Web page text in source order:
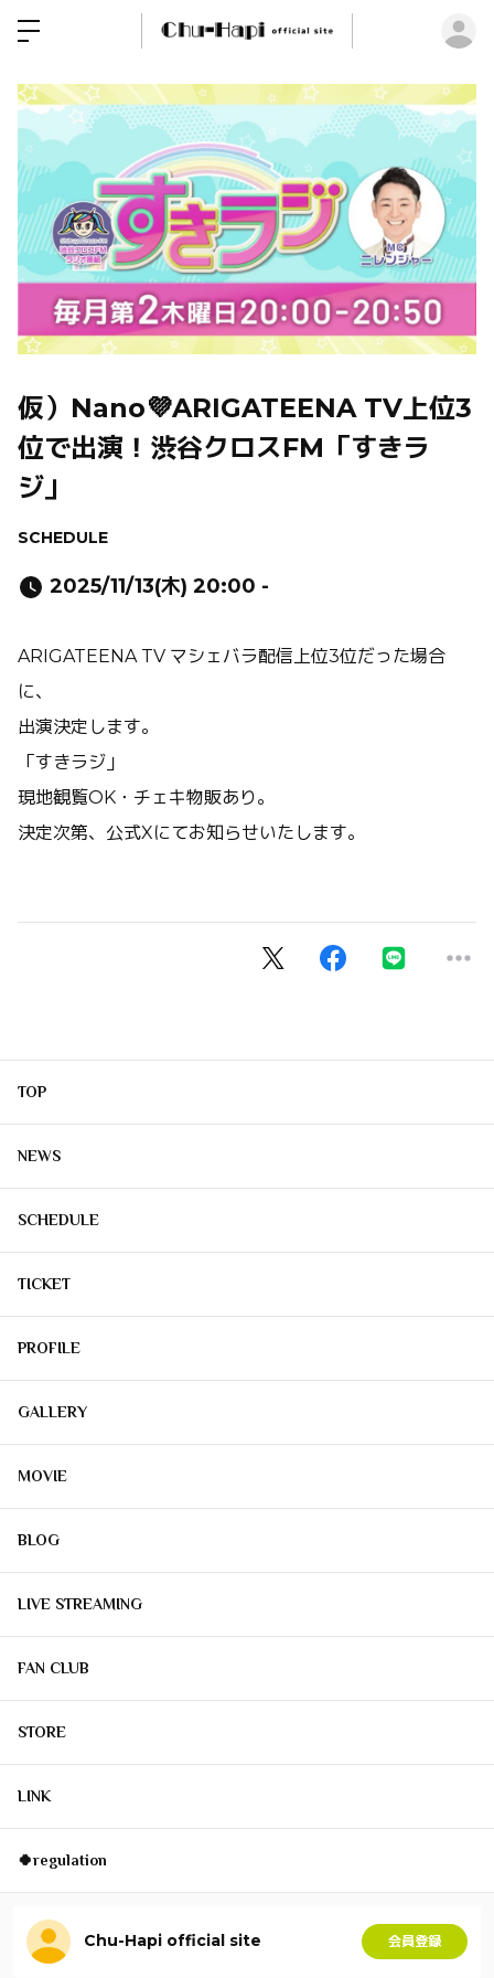
仮）Nano💜ARIGATEENA TV上位3
位で出演！渋谷クロスFM「すきラ
ジ」
SCHEDULE
2025/11/13(木) 20:00 -
ARIGATEENA TV マシェバラ配信上位3位だった場合
に、
出演決定します。
「すきラジ」
現地観覧OK・チェキ物販あり。
決定次第、公式Xにてお知らせいたします。
TOP
NEWS
SCHEDULE
TICKET
PROFILE
GALLERY
MOVIE
BLOG
LIVE STREAMING
FAN CLUB
STORE
LINK
🍀regulation
Chu-Hapi official site 会員登録